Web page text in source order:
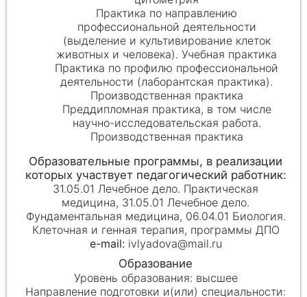
Практика по направлению
профессиональной деятельности
(выделение и культивирование клеток
животных и человека). Учебная практика
Практика по профилю профессиональной
деятельности (лаборантская практика).
Производственная практика
Преддипломная практика, в том числе
научно-исследовательская работа.
Производственная практика
31.05.01 Лечебное дело. Практическая
медицина, 31.05.01 Лечебное дело.
Фундаментальная медицина, 06.04.01 Биология.
Клеточная и генная терапия, программы ДПО
ivlyadova@mail.ru
высшее